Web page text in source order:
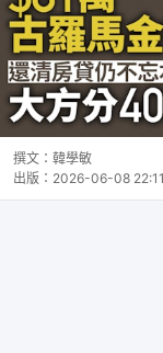
撰文： 韓學敏
出版： 2026-06-08 22:11